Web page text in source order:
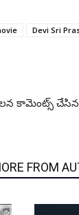
Devi Sri
కామెంట్స్ చేసిన
FROM